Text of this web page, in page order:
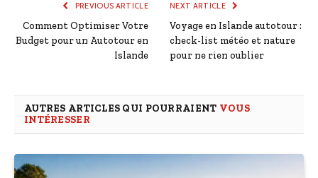
PREVIOUS ARTICLE
Comment Optimiser Votre
Budget pour un Autotour en
Islande
NEXT ARTICLE
Voyage en Islande autotour :
check-list météo et nature
pour ne rien oublier
AUTRES ARTICLES QUI POURRAIENT VOUS
INTÉRESSER